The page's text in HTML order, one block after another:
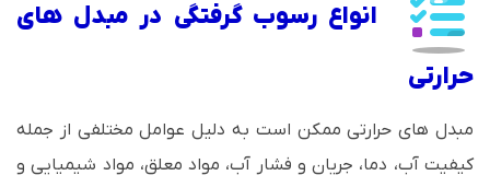
انواع رسوب گرفتگی در مبدل های
حرارتی
مبدل های حرارتی‌ ممکن است به دلیل عوامل مختلفی از جمله
کیفیت آب، دما، جریان و فشار آب، مواد معلق، مواد شیمیایی و